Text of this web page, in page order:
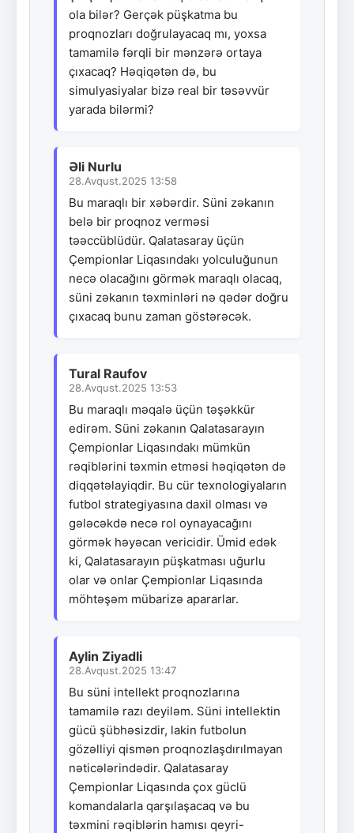
ola bilər? Gerçək püşkatma bu
proqnozları doğrulayacaq mı, yoxsa
tamamilə fərqli bir mənzərə ortaya
çıxacaq? Həqiqətən də, bu
simulyasiyalar bizə real bir təsəvvür
yarada bilərmi?
Əli Nurlu
28.Avqust.2025 13:58
Bu maraqlı bir xəbərdir. Süni zəkanın
belə bir proqnoz verməsi
təəccüblüdür. Qalatasaray üçün
Çempionlar Liqasındakı yolculuğunun
necə olacağını görmək maraqlı olacaq,
süni zəkanın təxminləri nə qədər doğru
çıxacaq bunu zaman göstərəcək.
Tural Raufov
28.Avqust.2025 13:53
Bu maraqlı məqalə üçün təşəkkür
edirəm. Süni zəkanın Qalatasarayın
Çempionlar Liqasındakı mümkün
rəqiblərini təxmin etməsi həqiqətən də
diqqətəlayiqdir. Bu cür texnologiyaların
futbol strategiyasına daxil olması və
gələcəkdə necə rol oynayacağını
görmək həyəcan vericidir. Ümid edək
ki, Qalatasarayın püşkatması uğurlu
olar və onlar Çempionlar Liqasında
möhtəşəm mübarizə apararlar.
Aylin Ziyadli
28.Avqust.2025 13:47
Bu süni intellekt proqnozlarına
tamamilə razı deyiləm. Süni intellektin
gücü şübhəsizdir, lakin futbolun
gözəlliyi qismən proqnozlaşdırılmayan
nəticələrindədir. Qalatasaray
Çempionlar Liqasında çox güclü
komandalarla qarşılaşacaq və bu
təxmini rəqiblərin hamısı qeyri-